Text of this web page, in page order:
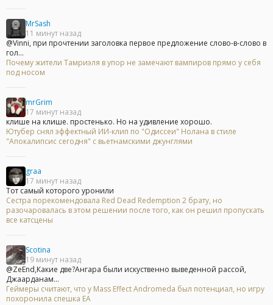
MrSash
11 минут назад
@Vinni, при прочтении заголовка первое предложение слово-в-слово в
гол...
Почему жители Тамриэля в упор не замечают вампиров прямо у себя
под носом
mrGrim
17 минут назад
клише на клише. простенько. Но на удивление хорошо.
Ютубер снял эффектный ИИ-клип по "Одиссеи" Нолана в стиле
"Апокалипсис сегодня" с вьетнамскими джунглями
graa
17 минут назад
Тот самый которого уронили
Сестра порекомендовала Red Dead Redemption 2 брату, но
разочаровалась в этом решении после того, как он решил пропускать
все катсцены
Scotina
19 минут назад
@ZeEnd,Какие две?Ангара были искуственно выведенной рассой,
Джаарданам...
Геймеры считают, что у Mass Effect Andromeda был потенциал, но игру
похоронила спешка EA